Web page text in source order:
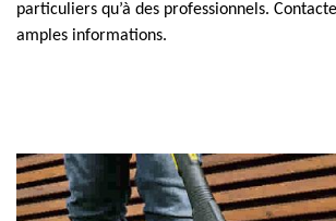
particuliers qu’à des professionnels.
amples informations.